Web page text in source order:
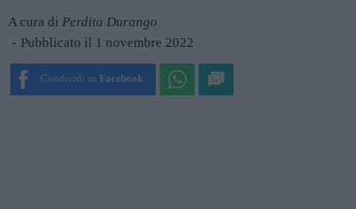
A cura di Perdita Durango
Pubblicato il 1 novembre 2022
Condividi su Facebook